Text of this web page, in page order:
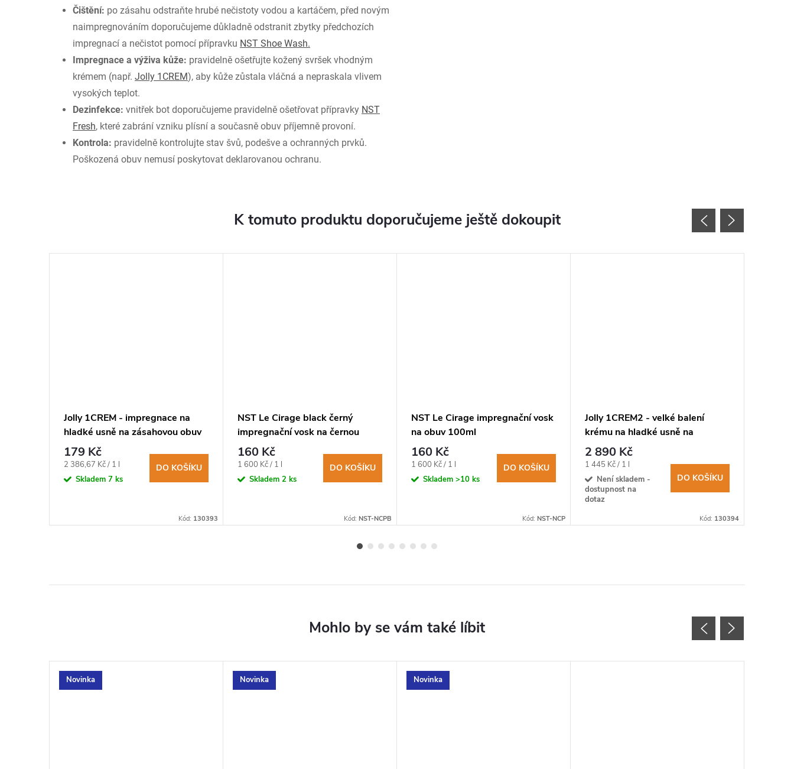
Čištění: po zásahu odstraňte hrubé nečistoty vodou a kartáčem, před novým
naimpregnováním doporučujeme důkladně odstranit zbytky předchozích
impregnací a nečistot pomocí přípravku NST Shoe Wash.
Impregnace a výživa kůže: pravidelně ošetřujte kožený svršek vhodným
krémem (např. Jolly 1CREM), aby kůže zůstala vláčná a nepraskala vlivem
vysokých teplot.
Dezinfekce: vnitřek bot doporučujeme pravidelně ošetřovat přípravky NST
Fresh, které zabrání vzniku plísní a současně obuv příjemně provoní.
Kontrola: pravidelně kontrolujte stav švů, podešve a ochranných prvků.
Poškozená obuv nemusí poskytovat deklarovanou ochranu.
K tomuto produktu doporučujeme ještě dokoupit
Jolly 1CREM - impregnace na
hladké usně na zásahovou obuv
179 Kč
Měrná
cena:
2 386,67 Kč / 1 l
Skladem 7 ks
DO KOŠÍKU
Kód: 130393
NST Le Cirage black černý
impregnační vosk na černou
obuv 100ml
160 Kč
Měrná
cena:
1 600 Kč / 1 l
Skladem 2 ks
DO KOŠÍKU
Kód: NST-NCPB
NST Le Cirage impregnační vosk
na obuv 100ml
160 Kč
Měrná
cena:
1 600 Kč / 1 l
Skladem >10 ks
DO KOŠÍKU
Kód: NST-NCP
Jolly 1CREM2 - velké balení
krému na hladké usně na
zásahovou obuv
2 890 Kč
Měrná
cena:
1 445 Kč / 1 l
Není skladem -
dostupnost na
dotaz
DO KOŠÍKU
Kód: 130394
Novinka Novinka Novinka